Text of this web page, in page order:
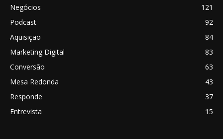
Negócios
121
Podcast
92
Aquisição
84
Marketing Digital
83
Conversão
63
Mesa Redonda
43
Responde
37
Entrevista
15